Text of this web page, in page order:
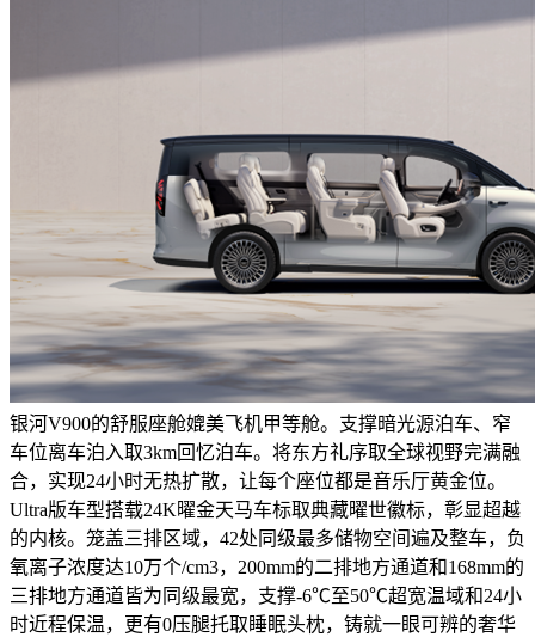
银河V900的舒服座舱媲美飞机甲等舱。支撑暗光源泊车、窄
车位离车泊入取3km回忆泊车。将东方礼序取全球视野完满融
合，实现24小时无热扩散，让每个座位都是音乐厅黄金位。
Ultra版车型搭载24K曜金天马车标取典藏曜世徽标，彰显超越
的内核。笼盖三排区域，42处同级最多储物空间遍及整车，负
氧离子浓度达10万个/cm3，200mm的二排地方通道和168mm的
三排地方通道皆为同级最宽，支撑-6℃至50℃超宽温域和24小
时近程保温，更有0压腿托取睡眠头枕，铸就一眼可辨的奢华